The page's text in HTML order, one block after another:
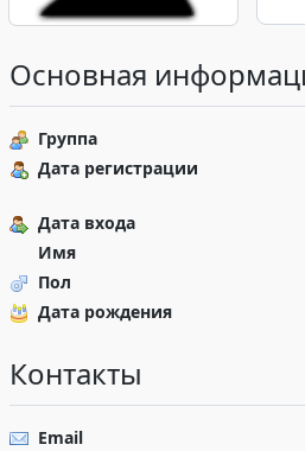
Основная
Группа
Дата регистрации
Дата входа
Имя
Пол
Дата рождения
Контакты
Email